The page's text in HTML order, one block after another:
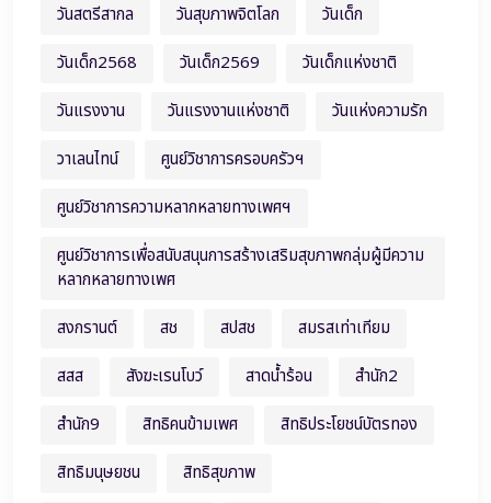
วันสตรีสากล
วันสุขภาพจิตโลก
วันเด็ก
วันเด็ก2568
วันเด็ก2569
วันเด็กแห่งชาติ
วันแรงงาน
วันแรงงานแห่งชาติ
วันแห่งความรัก
วาเลนไทน์
ศูนย์วิชาการครอบครัวฯ
ศูนย์วิชาการความหลากหลายทางเพศฯ
ศูนย์วิชาการเพื่อสนับสนุนการสร้างเสริมสุขภาพกลุ่มผู้มีความ
หลากหลายทางเพศ
สงกรานต์
สช สปสช
สมรสเท่าเทียม
สสส
สังฆะเรนโบว์ สาดน้ำร้อน
สำนัก2
สำนัก9
สิทธิคนข้ามเพศ
สิทธิประโยชน์บัตรทอง
สิทธิมนุษยชน
สิทธิสุขภาพ